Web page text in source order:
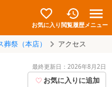
お気に入り閲覧履歴メニュー
葬祭（本店） アクセス
最終更新日： 2026年8月2日
お気に入りに追加